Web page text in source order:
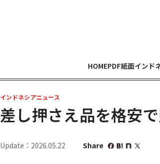
HOMEPDF紙面インド
インドネシアニュース
差し押さえ品を格安
Update：2026.05.22 Share